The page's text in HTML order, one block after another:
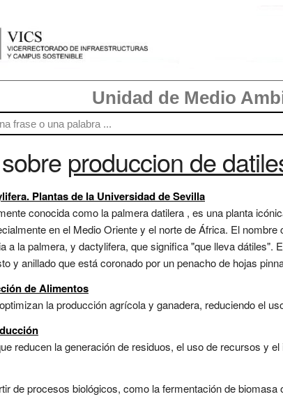
Unidad de Medio
produccion de
Plantas de la Universidad de Sevilla
conocida como la palmera datilera , es una planta
en el Medio Oriente y el norte de África. El
a la palmera, y dactylifera, que significa "que lleva dátiles".
y anillado que está coronado por un penacho de hojas
de Alimentos
la producción agrícola y ganadera, reduciendo el
reducen la generación de residuos, el uso de recursos y
de procesos biológicos, como la fermentación de biomasa